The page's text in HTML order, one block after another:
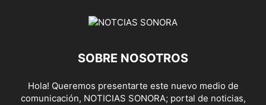
SOBRE NOSOTROS
Hola! Queremos presentarte este nuevo medio de
comunicación, NOTICIAS SONORA; portal de noticias,